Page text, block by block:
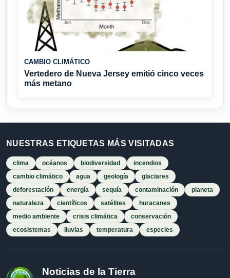
CAMBIO CLIMÁTICO
Vertedero de Nueva Jersey emitió cinco veces
más metano
NUESTRAS ETIQUETAS MÁS VISITADAS
clima océanos biodiversidad
incendios
cambio climático
agua geología
glaciares
deforestación
energía sequía contaminación
planeta
naturaleza
científicos satélites
huracanes
medio ambiente
crisis climática
conservación
ecosistemas
lluvias temperatura especies
Noticias de la Tierra